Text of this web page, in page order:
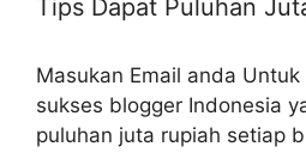
Tips Dapat Puluhan
Masukan Email anda
sukses blogger Indonesia
puluhan juta rupiah setiap